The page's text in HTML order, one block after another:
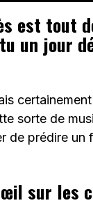
est tout
un jour
sorte de
de prédire
sur les